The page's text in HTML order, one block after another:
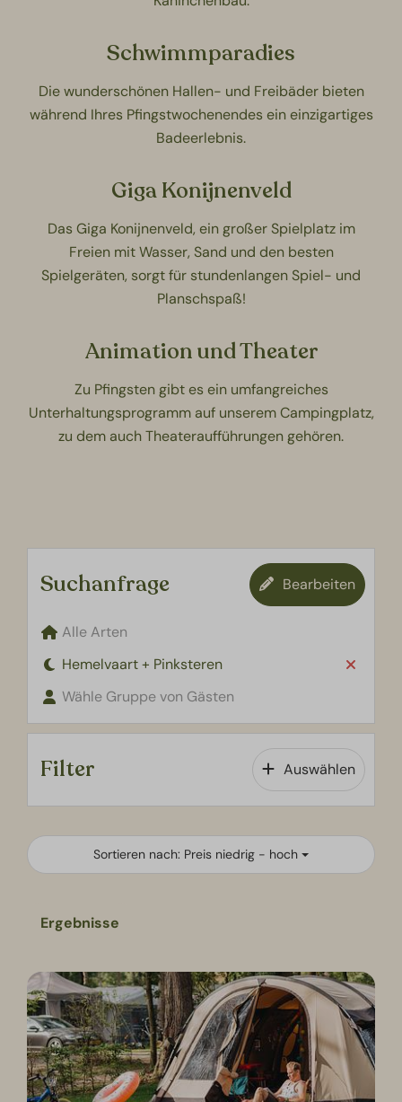
Schwimmparadies
Die wunderschönen Hallen- und Freibäder bieten
während Ihres Pfingstwochenendes ein einzigartiges
Badeerlebnis.
Giga Konijnenveld
Das Giga Konijnenveld, ein großer Spielplatz im
Freien mit Wasser, Sand und den besten
Spielgeräten, sorgt für stundenlangen Spiel- und
Planschspaß!
Animation und Theater
Zu Pfingsten gibt es ein umfangreiches
Unterhaltungsprogramm auf unserem Campingplatz,
zu dem auch Theateraufführungen gehören.
Suchanfrage Bearbeiten
Alle Arten
Hemelvaart + Pinksteren
Wähle Gruppe von Gästen
Filter Auswählen
Sortieren nach: Preis niedrig - hoch
Ergebnisse